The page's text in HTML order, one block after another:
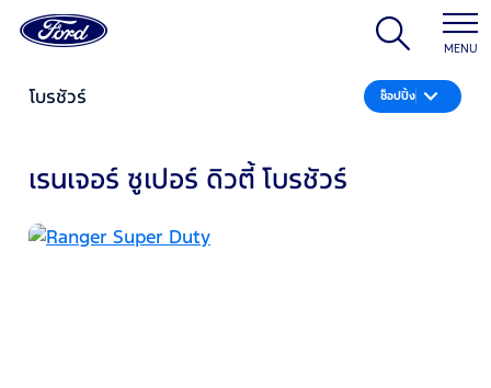
MENU
โบรชัวร์ ช็อปปิ้ง
เรนเจอร์ ซูเปอร์ ดิวตี้ โบรชัวร์